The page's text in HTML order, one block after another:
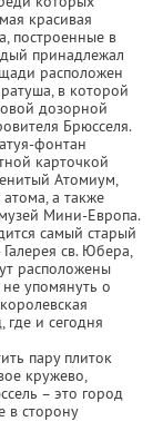
красивая
построенные в
принадлежал
расположен
в которой
дозорной
Брюсселя.
фонтан
карточкой
Атомиум,
а также
Мини-Европа.
самый старый
св. Юбера,
расположены
упомянуть о
и сегодня
пару плиток
кружево,
– это город
в сторону